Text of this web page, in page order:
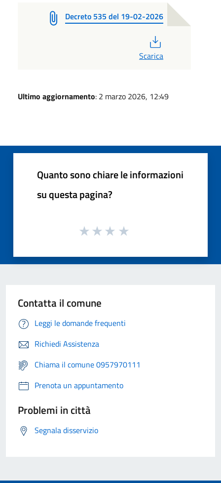
Decreto 535 del 19-02-2026
Scarica
Ultimo aggiornamento: 2 marzo 2026, 12:49
Quanto sono chiare le informazioni
su questa pagina?
Contatta il comune
Leggi le domande frequenti
Richiedi Assistenza
Chiama il comune 0957970111
Prenota un appuntamento
Problemi in città
Segnala disservizio